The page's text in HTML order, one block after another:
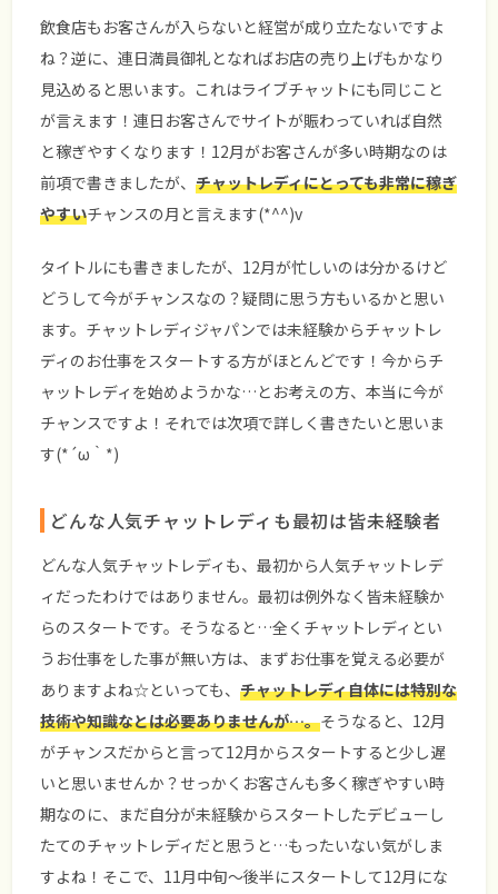
飲食店もお客さんが入らないと経営が成り立たないですよ
ね？逆に、連日満員御礼となればお店の売り上げもかなり
見込めると思います。これはライブチャットにも同じこと
が言えます！連日お客さんでサイトが賑わっていれば自然
と稼ぎやすくなります！12月がお客さんが多い時期なのは
前項で書きましたが、チャットレディにとっても非常に稼ぎ
やすいチャンスの月と言えます(*^^)v
タイトルにも書きましたが、12月が忙しいのは分かるけど
どうして今がチャンスなの？疑問に思う方もいるかと思い
ます。チャットレディジャパンでは未経験からチャットレ
ディのお仕事をスタートする方がほとんどです！今からチ
ャットレディを始めようかな…とお考えの方、本当に今が
チャンスですよ！それでは次項で詳しく書きたいと思いま
す(*´ω｀*)
どんな人気チャットレディも最初は皆未経験者
どんな人気チャットレディも、最初から人気チャットレデ
ィだったわけではありません。最初は例外なく皆未経験か
らのスタートです。そうなると…全くチャットレディとい
うお仕事をした事が無い方は、まずお仕事を覚える必要が
ありますよね☆といっても、チャットレディ自体には特別な
技術や知識なとは必要ありませんが…。そうなると、12月
がチャンスだからと言って12月からスタートすると少し遅
いと思いませんか？せっかくお客さんも多く稼ぎやすい時
期なのに、まだ自分が未経験からスタートしたデビューし
たてのチャットレディだと思うと…もったいない気がしま
すよね！そこで、11月中旬～後半にスタートして12月にな